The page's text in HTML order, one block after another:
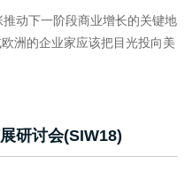
动下一阶段商业增长的关键地
洲的企业家应该把目光投向美
研讨会(SIW18)